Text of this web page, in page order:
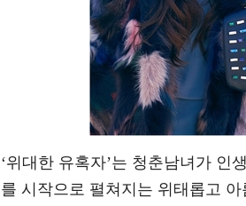
‘위대한 유혹자’는 청춘남녀가 인
를 시작으로 펼쳐지는 위태롭고